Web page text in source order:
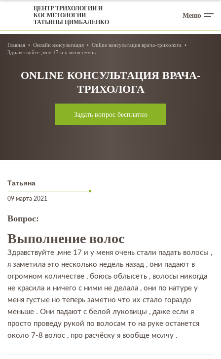
ЦЕНТР ТРИХОЛОГИИ И
КОСМЕТОЛОГИИ
ТАТЬЯНЫ ЦИМБАЛЕНКО
Меню
Главная Онлайн консультация
Online консультация врача-трихолога
Здравствуйте ,мне 17 и у меня очень...
ONLINE КОНСУЛЬТАЦИЯ ВРАЧА-
ТРИХОЛОГА
Задать вопрос бесплатно
Татьяна
09 марта 2021
Вопрос:
Выполнение волос
Здравствуйте ,мне 17 и у меня очень стали падать волосы ,
я заметила это несколько недель назад , они падают в
огромном количестве , боюсь облысеть , волосы никогда
не красила и ничего с ними не делала , они по натуре у
меня густые но теперь заметно что их стало гораздо
меньше . Они падают с белой луковицы , даже если я
просто проведу рукой по волосам то на руке останется
около 7-8 волос , про расчёску я вообще молчу .